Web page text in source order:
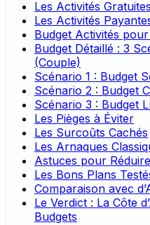
Les Activités
Les Activités
Budget Activités
Budget Détaillé : 3
(Couple)
Scénario 1 : Budget
Scénario 2 : Budget
Scénario 3 : Budget
Les Pièges à Éviter
Les Surcoûts Cachés
Les Arnaques
Astuces pour
Les Bons Plans
Comparaison avec
Le Verdict : La Côte
Budgets